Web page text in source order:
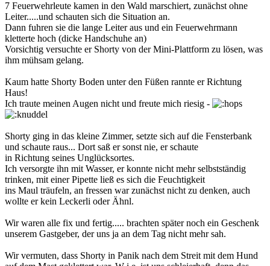
7 Feuerwehrleute kamen in den Wald marschiert, zunächst ohne
Leiter.....und schauten sich die Situation an.
Dann fuhren sie die lange Leiter aus und ein Feuerwehrmann
kletterte hoch (dicke Handschuhe an)
Vorsichtig versuchte er Shorty von der Mini-Plattform zu lösen, was
ihm mühsam gelang.
Kaum hatte Shorty Boden unter den Füßen rannte er Richtung
Haus!
Ich traute meinen Augen nicht und freute mich riesig -
Shorty ging in das kleine Zimmer, setzte sich auf die Fensterbank
und schaute raus... Dort saß er sonst nie, er schaute
in Richtung seines Unglücksortes.
Ich versorgte ihn mit Wasser, er konnte nicht mehr selbstständig
trinken, mit einer Pipette ließ es sich die Feuchtigkeit
ins Maul träufeln, an fressen war zunächst nicht zu denken, auch
wollte er kein Leckerli oder Ähnl.
Wir waren alle fix und fertig..... brachten später noch ein Geschenk
unserem Gastgeber, der uns ja an dem Tag nicht mehr sah.
Wir vermuten, dass Shorty in Panik nach dem Streit mit dem Hund